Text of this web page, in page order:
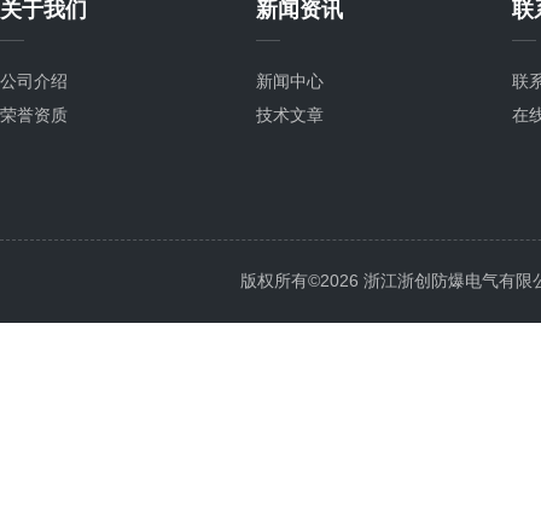
关于我们
公司介绍
荣誉资质
新闻资讯
新闻中心
技术文章
联
联
在
版权所有©2026 浙江浙创防爆电气有